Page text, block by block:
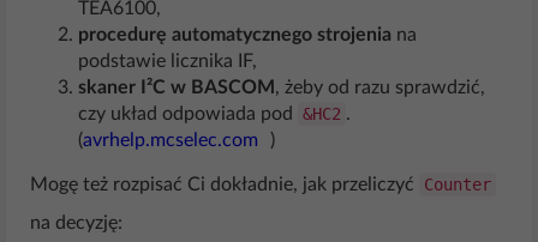
TEA6100,
procedurę automatycznego strojenia na
podstawie licznika IF,
skaner I²C w BASCOM , żeby od razu sprawdzić,
czy układ odpowiada pod
&HC2 .
(avrhelp.mcselec.com )
Mogę też rozpisać Ci dokładnie, jak przeliczyć
Counter
na decyzję: